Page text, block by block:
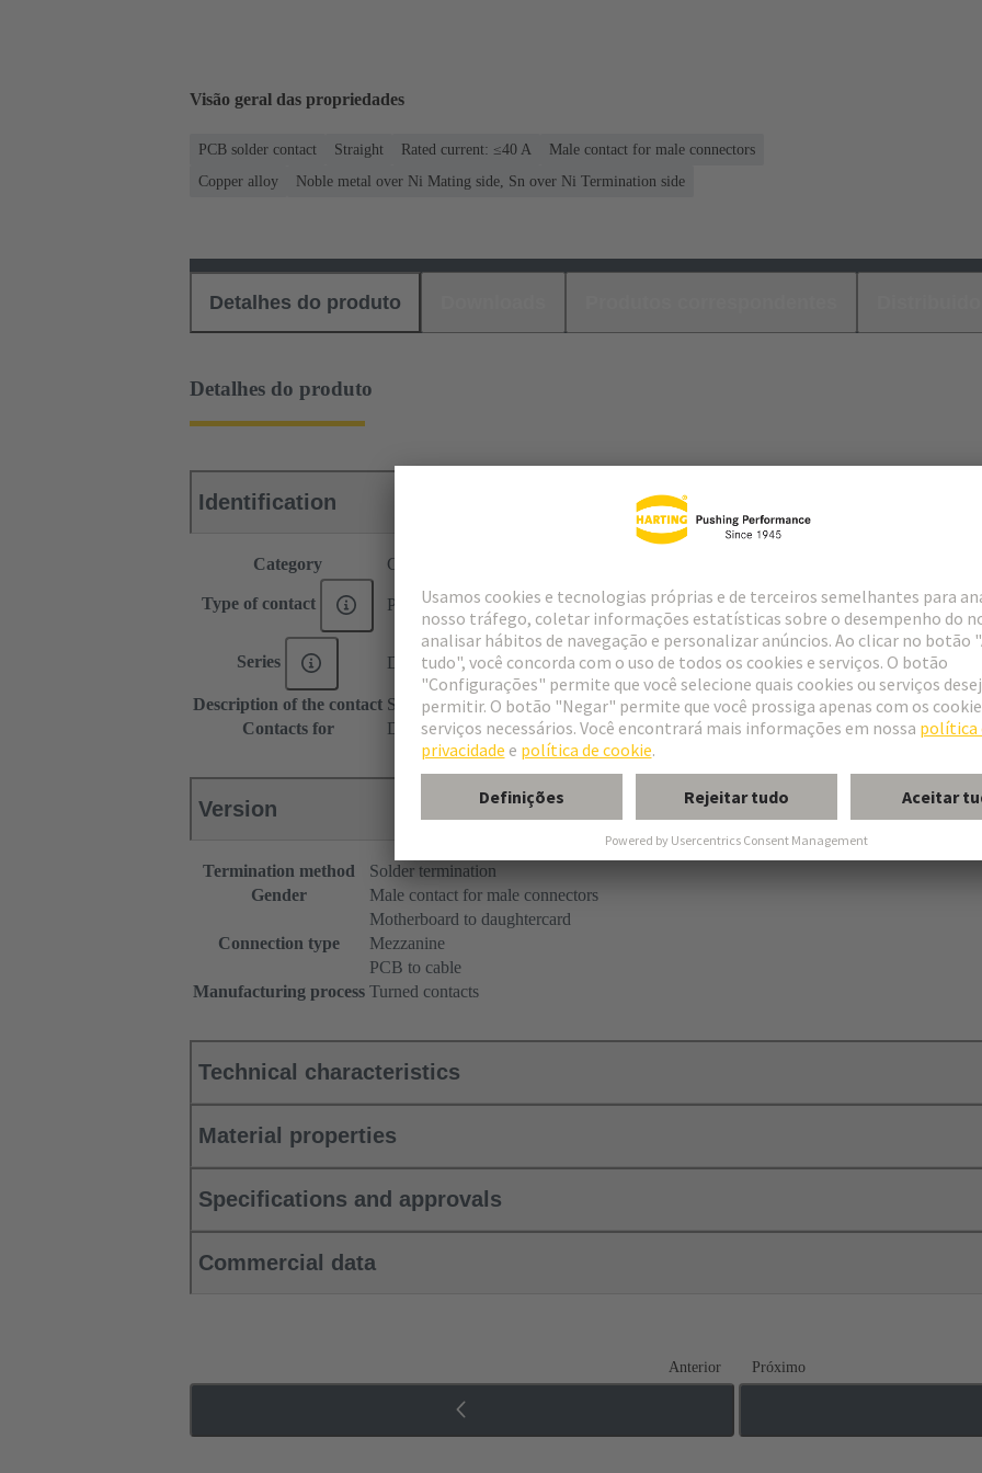
Visão geral das propriedades
PCB solder contact Straight Rated current: ≤40 A
Male contact for male connectors
Copper alloy
Noble metal over Ni Mating side, Sn over Ni Termination side
Detalhes do produto
Detalhes do produto
Identification
Category Contacts
Type of contact PCB solder contact
Series DIN 41612
Description of the contact Straight
Contacts for
DIN 41612 Type M invers
Version
Termination method
Solder termination
Gender
Male contact for male connectors
Connection type
Motherboard to daughtercard
Mezzanine
PCB to cable
Manufacturing process Turned contacts
Technical characteristics
Material properties
Specifications and approvals
Commercial data
Anterior Próximo